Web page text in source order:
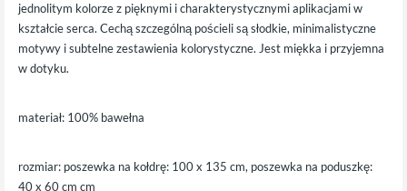
jednolitym kolorze z pięknymi i charakterystycznymi aplikacjami w
kształcie serca. Cechą szczególną pościeli są słodkie, minimalistyczne
motywy i subtelne zestawienia kolorystyczne. Jest miękka i przyjemna
w dotyku.
materiał: 100% bawełna
rozmiar: poszewka na kołdrę: 100 x 135 cm, poszewka na poduszkę:
40 x 60 cm cm